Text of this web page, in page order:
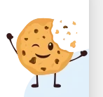
INESS